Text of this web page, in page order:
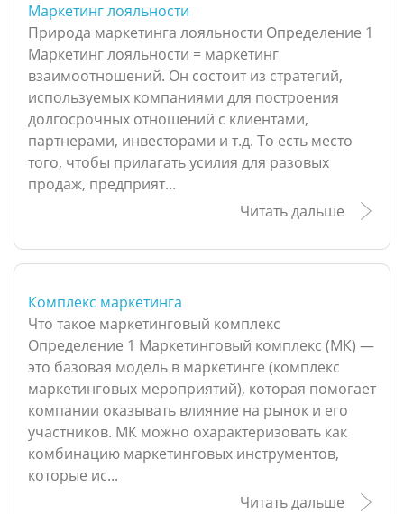
Маркетинг лояльности
Природа маркетинга лояльности Определение 1
Маркетинг лояльности = маркетинг
взаимоотношений. Он состоит из стратегий,
используемых компаниями для построения
долгосрочных отношений с клиентами,
партнерами, инвесторами и т.д. То есть место
того, чтобы прилагать усилия для разовых
продаж, предприят...
Читать дальше
Комплекс маркетинга
Что такое маркетинговый комплекс
Определение 1 Маркетинговый комплекс (МК) —
это базовая модель в маркетинге (комплекс
маркетинговых мероприятий), которая помогает
компании оказывать влияние на рынок и его
участников. МК можно охарактеризовать как
комбинацию маркетинговых инструментов,
которые ис...
Читать дальше